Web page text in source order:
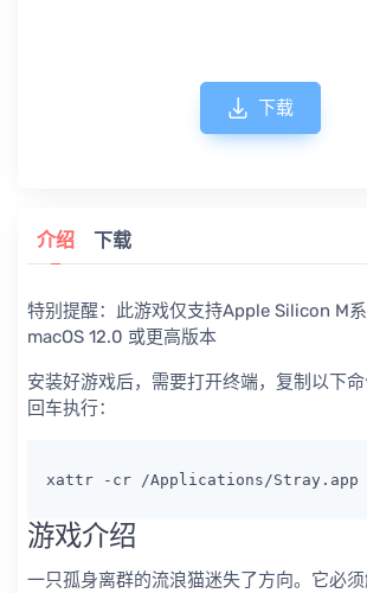
下载
介绍 下载
特别提醒：此游戏仅支持Apple Silicon M
macOS 12.0 或更高版本
安装好游戏后，需要打开终端，复制以下命
回车执行：
游戏介绍
一只孤身离群的流浪猫迷失了方向。它必